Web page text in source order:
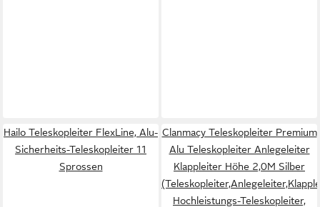
Hailo Teleskopleiter FlexLine, Alu-
Sicherheits-Teleskopleiter 11
Sprossen
Clanmacy Teleskopleiter Premium
Alu Teleskopleiter Anlegeleiter
Klappleiter Höhe 2,0M Silber
Hochleistungs-Teleskopleiter,